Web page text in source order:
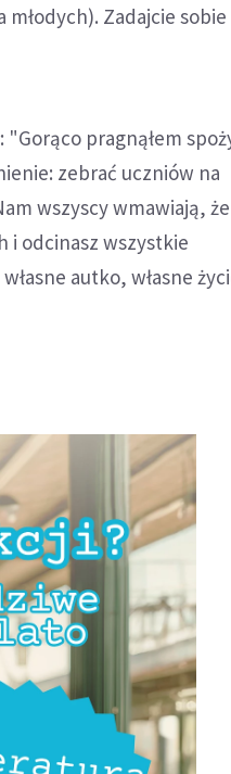
Zadajcie sobie
"Gorąco pragnąłem
zebrać uczniów na
wszyscy wmawiają, że
i odcinasz wszystkie
autko, własne